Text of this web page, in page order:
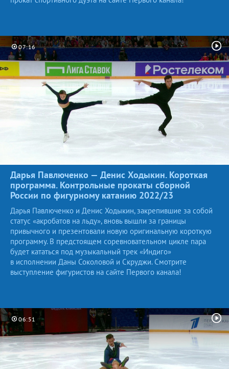
07:16
Дарья Павлюченко — Денис Ходыкин. Короткая
программа. Контрольные прокаты сборной
России по фигурному катанию 2022/23
Дарья Павлюченко и Денис Ходыкин, закрепившие за собой
статус «акробатов на льду», вновь вышли за границы
привычного и презентовали новую оригинальную короткую
программу. В предстоящем соревновательном цикле пара
будет кататься под музыкальный трек «Индиго»
в исполнении Даны Соколовой и Скруджи. Смотрите
выступление фигуристов на сайте Первого канала!
06:51